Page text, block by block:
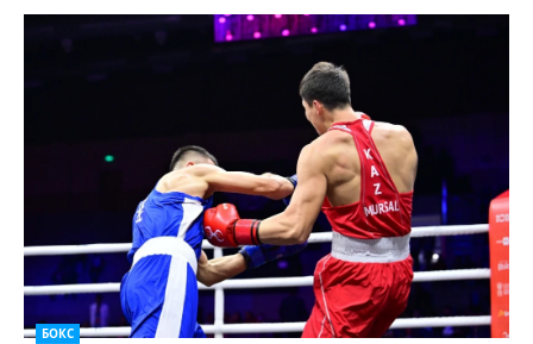
БОКС